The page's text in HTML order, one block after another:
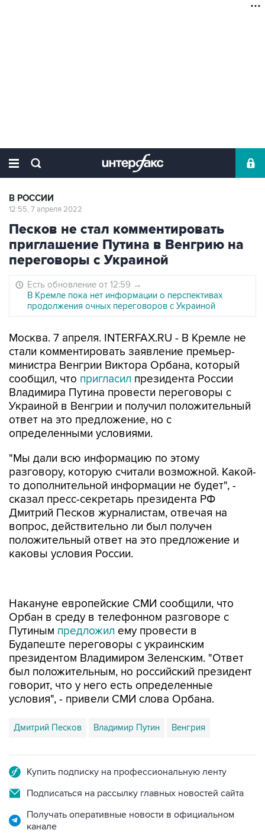
В РОССИИ
12:55, 7 апреля 2022
Песков не стал комментировать
приглашение Путина в Венгрию на
переговоры с Украиной
Есть обновление от 12:59 →
В Кремле пока нет информации о перспективах
продолжения очных переговоров с Украиной
Москва. 7 апреля. INTERFAX.RU - В Кремле не
стали комментировать заявление премьер-
министра Венгрии Виктора Орбана, который
сообщил, что пригласил президента России
Владимира Путина провести переговоры с
Украиной в Венгрии и получил положительный
ответ на это предложение, но с
определенными условиями.
"Мы дали всю информацию по этому
разговору, которую считали возможной. Какой-
то дополнительной информации не будет", -
сказал пресс-секретарь президента РФ
Дмитрий Песков журналистам, отвечая на
вопрос, действительно ли был получен
положительный ответ на это предложение и
каковы условия России.
Накануне европейские СМИ сообщили, что
Орбан в среду в телефонном разговоре с
Путиным предложил ему провести в
Будапеште переговоры с украинским
президентом Владимиром Зеленским. "Ответ
был положительным, но российский президент
говорит, что у него есть определенные
условия", - привели СМИ слова Орбана.
Дмитрий Песков Владимир Путин Венгрия
Купить подписку на профессиональную ленту
Подписаться на рассылку главных новостей сайта
Получать оперативные новости в официальном
канале